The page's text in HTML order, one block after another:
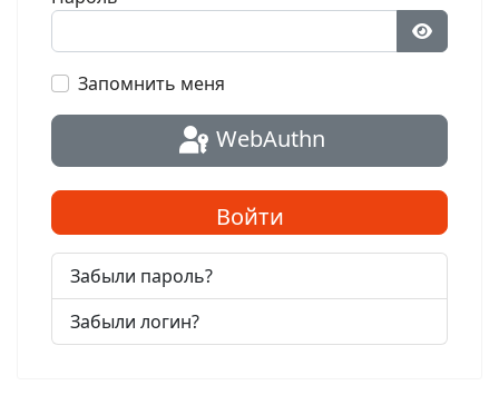
Запомнить меня
WebAuthn
Войти
Забыли пароль?
Забыли логин?